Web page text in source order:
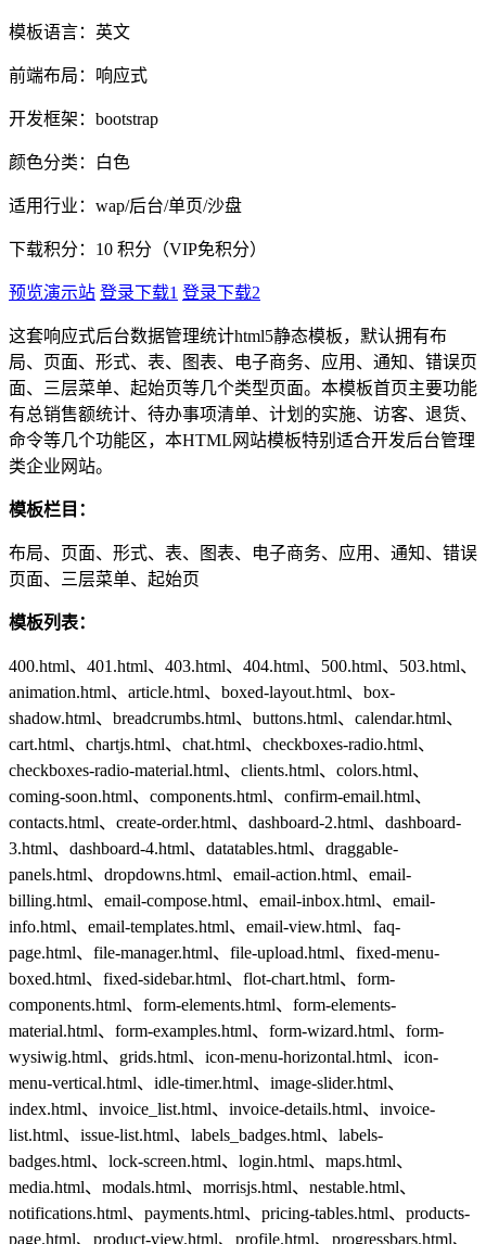
模板语言：英文
前端布局：响应式
开发框架：bootstrap
颜色分类：白色
适用行业：wap/后台/单页/沙盘
下载积分： 10 积分（VIP免积分）
预览演示站 登录下载1 登录下载2
这套响应式后台数据管理统计html5静态模板，默认拥有布
局、页面、形式、表、图表、电子商务、应用、通知、错误页
面、三层菜单、起始页等几个类型页面。本模板首页主要功能
有总销售额统计、待办事项清单、计划的实施、访客、退货、
命令等几个功能区，本HTML网站模板特别适合开发后台管理
类企业网站。
模板栏目：
布局、页面、形式、表、图表、电子商务、应用、通知、错误
页面、三层菜单、起始页
模板列表：
400.html、401.html、403.html、404.html、500.html、503.html、
animation.html、article.html、boxed-layout.html、box-
shadow.html、breadcrumbs.html、buttons.html、calendar.html、
cart.html、chartjs.html、chat.html、checkboxes-radio.html、
checkboxes-radio-material.html、clients.html、colors.html、
coming-soon.html、components.html、confirm-email.html、
contacts.html、create-order.html、dashboard-2.html、dashboard-
3.html、dashboard-4.html、datatables.html、draggable-
panels.html、dropdowns.html、email-action.html、email-
billing.html、email-compose.html、email-inbox.html、email-
info.html、email-templates.html、email-view.html、faq-
page.html、file-manager.html、file-upload.html、fixed-menu-
boxed.html、fixed-sidebar.html、flot-chart.html、form-
components.html、form-elements.html、form-elements-
material.html、form-examples.html、form-wizard.html、form-
wysiwig.html、grids.html、icon-menu-horizontal.html、icon-
menu-vertical.html、idle-timer.html、image-slider.html、
index.html、invoice_list.html、invoice-details.html、invoice-
list.html、issue-list.html、labels_badges.html、labels-
badges.html、lock-screen.html、login.html、maps.html、
media.html、modals.html、morrisjs.html、nestable.html、
notifications.html、payments.html、pricing-tables.html、products-
page.html、product-view.html、profile.html、progressbars.html、